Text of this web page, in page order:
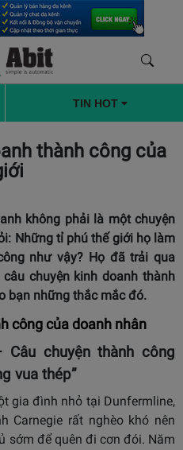
TIN HOT
thành công của
không phải là một chuyện
Những tỉ phú thế giới họ làm
như vậy? Họ đã trải qua
chuyện kinh doanh thành
bạn những thắc mắc đó.
công của doanh nhân
Câu chuyện thành công
vua thép”
gia đình nhỏ tại Dunfermline,
Carnegie rất nghèo khó nên
sớm để quên đi cơn đói. Năm